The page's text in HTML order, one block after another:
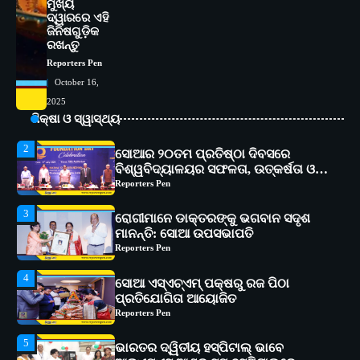
ମୁଖ୍ୟ
ଦ୍ୱାରରେ ଏହି
ଜିନିଷଗୁଡ଼ିକ
ରଖନ୍ତୁ
Reporters Pen
October 16,
2025
ଶିକ୍ଷା ଓ ସ୍ୱାସ୍ଥ୍ୟ
1
2
ଅଗ୍ରଗତିର ସ୍ମୃତିଚାରଣ
Reporters Pen
3
ରୋଗୀମାନେ ଡାକ୍ତରଙ୍କୁ ଭଗବାନ ସଦୃଶ
ମାନନ୍ତି: ସୋଆ ଉପସଭାପତି
Reporters Pen
4
ସୋଆ ଏସ୍‌ଏଚ୍‌ଏମ୍ ପକ୍ଷରୁ ରଜ ପିଠା
ପ୍ରତିଯୋଗିତା ଆୟୋଜିତ
Reporters Pen
5
ଭାରତର ଦ୍ୱିତୀୟ ହସ୍ପିଟାଲ୍ ଭାବେ
ଆଇଏମ୍‌ଏସ୍ ଆଣ୍ଡ ସମ ହସ୍ପିଟାଲ୍‌ରେ
ଅତ୍ୟାଧୁନିକ ଡିଜିସ୍କାନର ସ୍ଥାପନ
Reporters Pen
1
ସୋଆ ପକ୍ଷରୁ ରାୱେ କାର୍ଯ୍ୟକ୍ରମ ଅଧୀନରେ